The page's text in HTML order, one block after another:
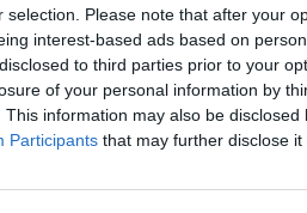
selection. Please note that after your
interest-based ads based on
to third parties prior to your
of your personal information by
This information may also be
Participants that may further disclose it
συγκράτησης των τιμών
συγκράτηση την τελευταία
προϊόντων που διακινούν,
τους και των προϊόντων